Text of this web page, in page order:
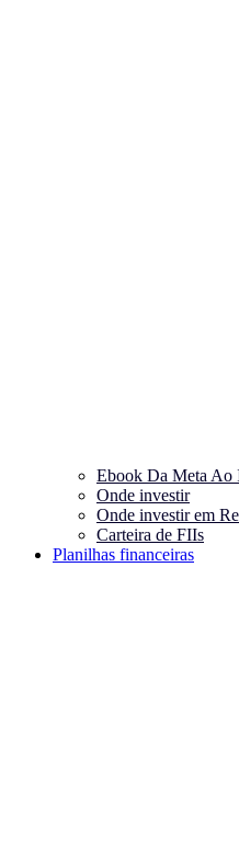
Ebook Da Meta Ao
Onde investir
Onde investir em
Carteira de FIIs
Planilhas financeiras